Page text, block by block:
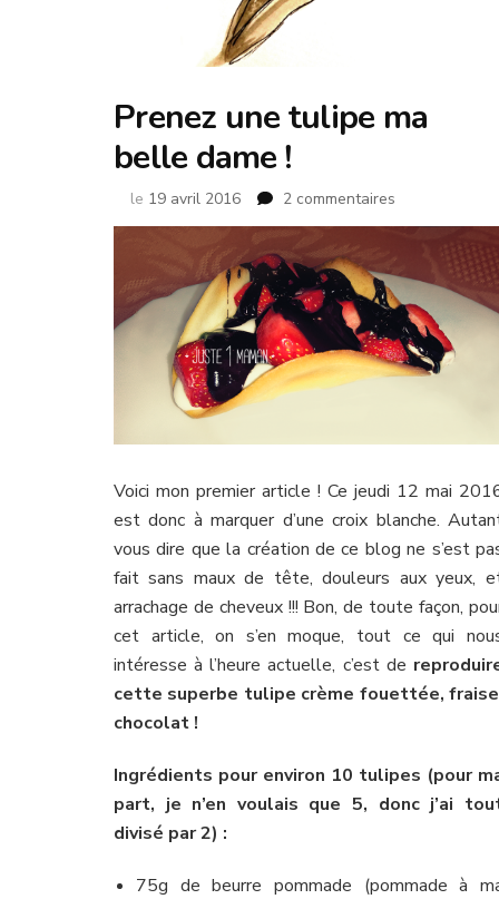
Prenez une tulipe ma
belle dame !
le 19 avril 2016 2 commentaires
Prenez
tulipe
ma
belle
dame
!
Voici mon premier article ! Ce jeudi 12 mai
est donc à marquer d’une croix blanche.
vous dire que la création de ce blog ne s’est
fait sans maux de tête, douleurs aux yeux,
arrachage de cheveux !!! Bon, de toute façon,
cet article, on s’en moque, tout ce qui
intéresse à l’heure actuelle, c’est de
cette superbe tulipe crème fouettée,
chocolat !
Ingrédients pour environ 10 tulipes (pour
part, je n’en voulais que 5, donc j’ai
divisé par 2) :
75g de beurre pommade (pommade à